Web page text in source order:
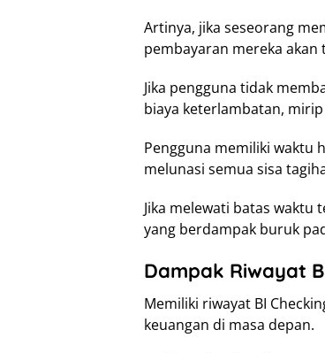
Artinya, jika seseorang
pembayaran mereka
Jika pengguna tidak
biaya keterlambatan,
Pengguna memiliki waktu
melunasi semua sisa
Jika melewati batas
yang berdampak buruk
Dampak Riwayat
Memiliki riwayat BI
keuangan di masa depan.